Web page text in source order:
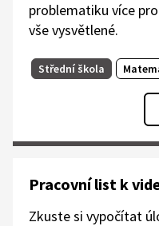
problematiku více
vše vysvětlené.
Střední škola
Pracovní list k
Zkuste si vypočítat